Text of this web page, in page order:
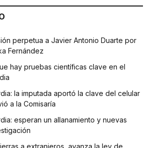
perpetua a Javier Antonio Duarte por
Fernández
hay pruebas científicas clave en el
la imputada aportó la clave del celular
a la Comisaría
esperan un allanamiento y nuevas
a extranjeros, avanza la ley de